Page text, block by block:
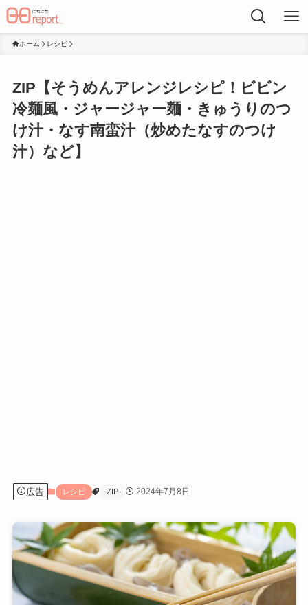
ホーム レシピ
ZIP【そうめんアレンジレシピ！ビビン
冷麺風・ジャージャー麺・きゅうりのつ
け汁・なす南蛮汁（炒めたなすのつけ
汁）など】
広告 レシピ ZIP 2024年7月8日